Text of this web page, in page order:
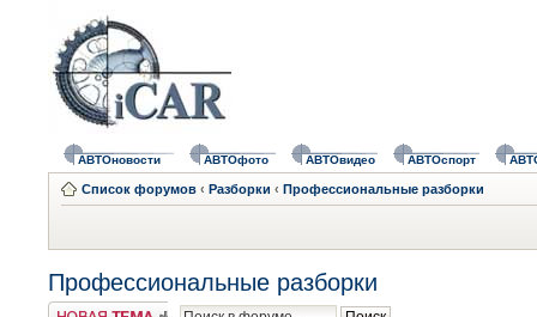
АВТОновости АВТОфото АВТОвидео АВТОспорт
Список форумов ‹ Разборки ‹ Профессиональные разборки
Профессиональные разборки
Новая тема